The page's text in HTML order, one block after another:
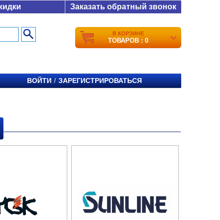
Заказать обратный звонок
В КОРЗИНЕ
ТОВАРОВ : 0
ВОЙТИ / ЗАРЕГИСТРИРОВАТЬСЯ